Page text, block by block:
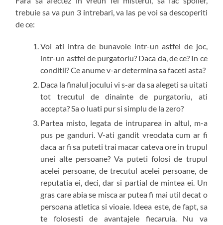
trebuie sa va pun 3 intrebari, va las pe voi sa descoperiti
de ce:
Voi ati intra de bunavoie intr-un astfel de joc,
intr-un astfel de purgatoriu? Daca da, de ce? In ce
conditii? Ce anume v-ar determina sa faceti asta?
Daca la finalul jocului vi s-ar da sa alegeti sa uitati
tot trecutul de dinainte de purgatoriu, ati
accepta? Sa o luati pur si simplu de la zero?
Partea misto, legata de intruparea in altul, m-a
pus pe ganduri. V-ati gandit vreodata cum ar fi
daca ar fi sa puteti trai macar cateva ore in trupul
unei alte persoane? Va puteti folosi de trupul
acelei persoane, de trecutul acelei persoane, de
reputatia ei, deci, dar si partial de mintea ei. Un
gras care abia se misca ar putea fi mai util decat o
persoana atletica si vioaie. Ideea este, de fapt, sa
te folosesti de avantajele fiecaruia. Nu va